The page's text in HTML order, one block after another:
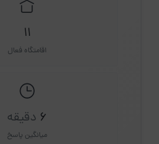
11
اقامتگاه فعال
6 دقیقه
میانگین پاسخ